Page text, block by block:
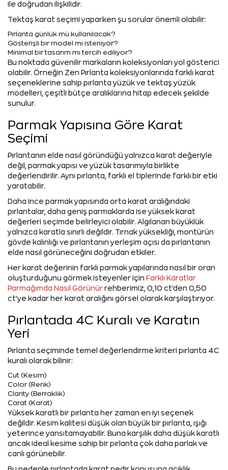
ile doğrudan ilişkilidir.
Tektaş karat seçimi yaparken şu sorular önemli olabilir:
Pırlanta günlük mü kullanılacak?
Gösterişli bir model mi isteniyor?
Minimal bir tasarım mı tercih ediliyor?
Bu noktada güvenilir markaların koleksiyonları yol gösterici
olabilir. Örneğin Zen Pırlanta koleksiyonlarında farklı karat
seçeneklerine sahip pırlanta yüzük ve tektaş yüzük
modelleri, çeşitli bütçe aralıklarına hitap edecek şekilde
sunulur.
Parmak Yapısına Göre Karat
Seçimi
Pırlantanın elde nasıl göründüğü yalnızca karat değeriyle
değil, parmak yapısı ve yüzük tasarımıyla birlikte
değerlendirilir. Aynı pırlanta, farklı el tiplerinde farklı bir etki
yaratabilir.
Daha ince parmak yapısında orta karat aralığındaki
pırlantalar, daha geniş parmaklarda ise yüksek karat
değerleri seçimde belirleyici olabilir. Algılanan büyüklük
yalnızca karatla sınırlı değildir. Tırnak yüksekliği, montürün
gövde kalınlığı ve pırlantanın yerleşim açısı da pırlantanın
elde nasıl görüneceğini doğrudan etkiler.
Her karat değerinin farklı parmak yapılarında nasıl bir oran
oluşturduğunu görmek isteyenler için Farklı Karatlar
Parmağımda Nasıl Görünür rehberimiz, 0,10 ct'den 0,50
ct'ye kadar her karat aralığını görsel olarak karşılaştırıyor.
Pırlantada 4C Kuralı ve Karatın
Yeri
Pırlanta seçiminde temel değerlendirme kriteri pırlanta 4C
kuralı olarak bilinir:
Cut (Kesim)
Color (Renk)
Clarity (Berraklık)
Carat (Karat)
Yüksek karatlı bir pırlanta her zaman en iyi seçenek
değildir. Kesim kalitesi düşük olan büyük bir pırlanta, ışığı
yeterince yansıtamayabilir. Buna karşılık daha düşük karatlı
ancak ideal kesime sahip bir pırlanta çok daha parlak ve
canlı görünebilir.